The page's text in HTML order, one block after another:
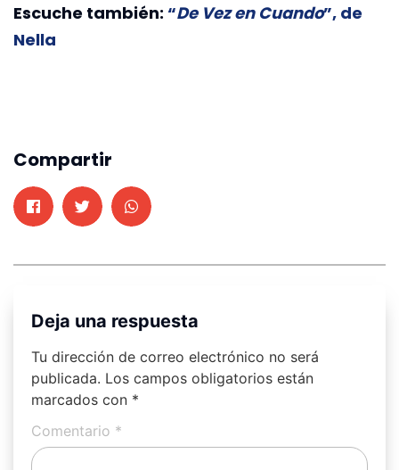
Escuche también: “De Vez en Cuando”, de
Nella
Compartir
Deja una respuesta
Tu dirección de correo electrónico no será
publicada. Los campos obligatorios están
marcados con *
Comentario *